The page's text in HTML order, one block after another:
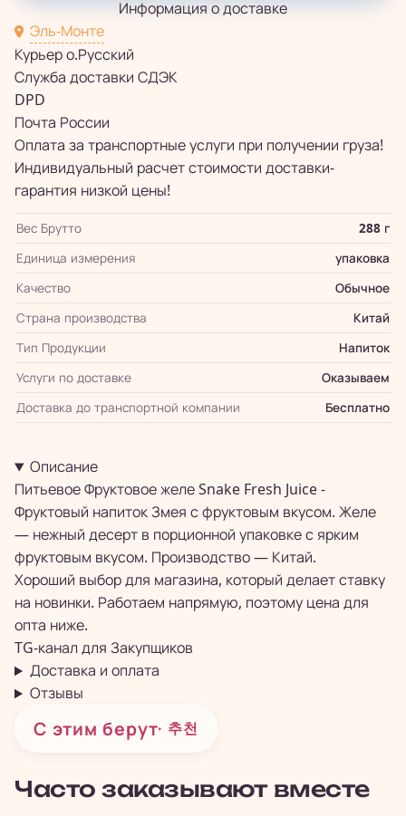
Информация о доставке
Эль-Монте
Курьер о.Русский
Служба доставки СДЭК
DPD
Почта России
Оплата за транспортные услуги при получении груза!
Индивидуальный расчет стоимости доставки-
гарантия низкой цены!
Вес Брутто
288 г
Единица измерения
упаковка
Качество
Обычное
Страна производства
Китай
Тип Продукции
Напиток
Услуги по доставке
Оказываем
Доставка до транспортной компании
Бесплатно
Описание
Питьевое Фруктовое желе Snake Fresh Juice -
Фруктовый напиток Змея с фруктовым вкусом. Желе
— нежный десерт в порционной упаковке с ярким
фруктовым вкусом. Производство — Китай.
Хороший выбор для магазина, который делает ставку
на новинки. Работаем напрямую, поэтому цена для
опта ниже.
TG-канал для Закупщиков
Доставка и оплата
Отзывы
С этим берут· 추천
Часто заказывают вместе